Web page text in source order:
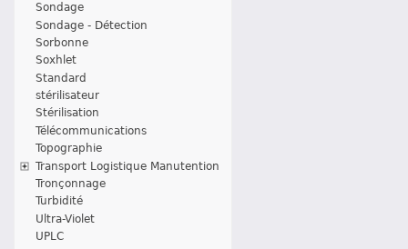
Sondage
Sondage - Détection
Sorbonne
Soxhlet
Standard
stérilisateur
Stérilisation
Télécommunications
Topographie
Transport Logistique Manutention
Tronçonnage
Turbidité
Ultra-Violet
UPLC